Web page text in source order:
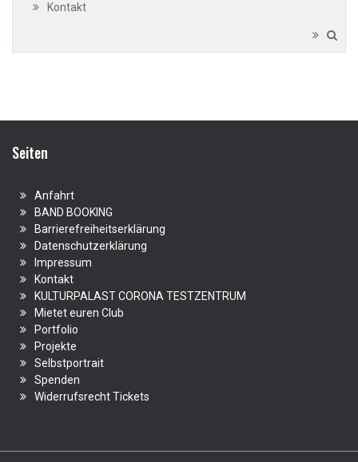
Kontakt
Seiten
Anfahrt
BAND BOOKING
Barrierefreiheitserklärung
Datenschutzerklärung
Impressum
Kontakt
KULTURPALAST CORONA TESTZENTRUM
Mietet euren Club
Portfolio
Projekte
Selbstportrait
Spenden
Widerrufsrecht Tickets